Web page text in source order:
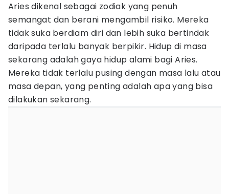
Aries dikenal sebagai zodiak yang penuh
semangat dan berani mengambil risiko. Mereka
tidak suka berdiam diri dan lebih suka bertindak
daripada terlalu banyak berpikir. Hidup di masa
sekarang adalah gaya hidup alami bagi Aries.
Mereka tidak terlalu pusing dengan masa lalu atau
masa depan, yang penting adalah apa yang bisa
dilakukan sekarang.